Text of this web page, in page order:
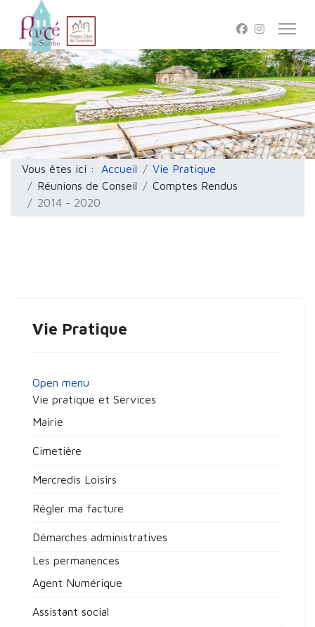
Vous êtes ici : Accueil
Vie Pratique
Réunions de Conseil
Comptes Rendus
2014 - 2020
Vie Pratique
Open menu
Vie pratique et Services
Mairie
Cimetière
Mercredis Loisirs
Régler ma facture
Démarches administratives
Les permanences
Agent Numérique
Assistant social